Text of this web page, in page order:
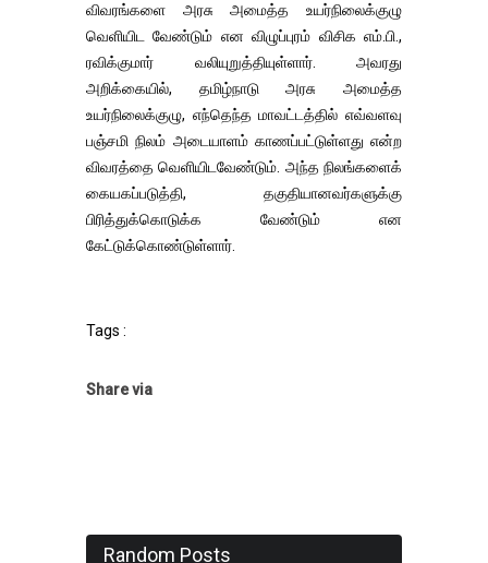
விவரங்களை அரசு அமைத்த உயர்நிலைக்குழு
வெளியிட வேண்டும் என விழுப்புரம் விசிக எம்.பி.,
ரவிக்குமார் வலியுறுத்தியுள்ளார். அவரது
அறிக்கையில், தமிழ்நாடு அரசு அமைத்த
உயர்நிலைக்குழு, எந்தெந்த மாவட்டத்தில் எவ்வளவு
பஞ்சமி நிலம் அடையாளம் காணப்பட்டுள்ளது என்ற
விவரத்தை வெளியிடவேண்டும். அந்த நிலங்களைக்
கையகப்படுத்தி, தகுதியானவர்களுக்கு
பிரித்துக்கொடுக்க வேண்டும் என
கேட்டுக்கொண்டுள்ளார்.
Tags :
Share via
Random Posts